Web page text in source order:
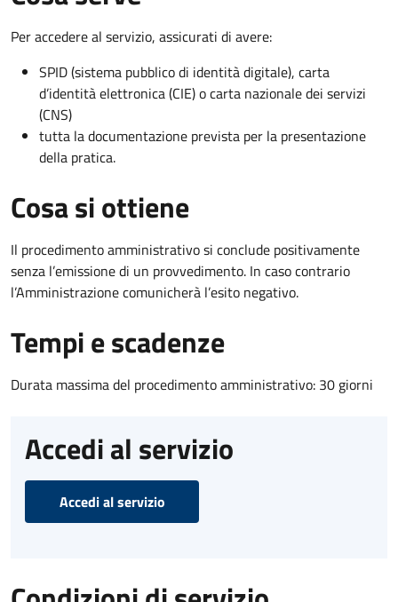
Per accedere al servizio, assicurati di avere:
SPID (sistema pubblico di identità digitale), carta
d’identità elettronica (CIE) o carta nazionale dei servizi
(CNS)
tutta la documentazione prevista per la presentazione
della pratica.
Cosa si ottiene
Il procedimento amministrativo si conclude positivamente
senza l’emissione di un provvedimento. In caso contrario
l’Amministrazione comunicherà l’esito negativo.
Tempi e scadenze
Durata massima del procedimento amministrativo: 30 giorni
Accedi al servizio
Accedi al servizio